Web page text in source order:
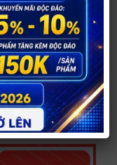
dùng cho
Giá 400.000
ông có vợ
sinh mà phải